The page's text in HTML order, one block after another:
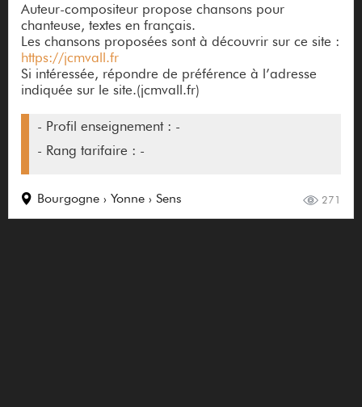
Auteur-compositeur propose chansons pour
chanteuse, textes en français.
Les chansons proposées sont à découvrir sur ce site :
https://jcmvall.fr
Si intéressée, répondre de préférence à l’adresse
indiquée sur le site.(jcmvall.fr)
- Profil enseignement : -
- Rang tarifaire : -
Bourgogne › Yonne › Sens 271